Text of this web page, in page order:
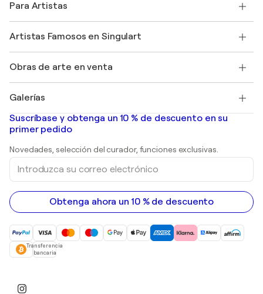
Ofrecer una tarjeta regalo
Unirse a nuestro programa comercial
Mi cuenta
Protección al comprador
+34 911 23 97 81
faq
Revista Singulart
Empleos
Descubre arte original seleccionado
Para Artistas
Inicie sesión como Artista
Artistas Famosos en Singulart
Marc Chagall
Banksy
Mr. Brainwash
Shepard Fairey
Obras de arte en venta
Pinturas abstractas en venta
pinturas de paisajes
Huellas dactilares
pinturas acrílicas
Galerías
Galerías de arte en España
Suscríbase y obtenga un 10 % de descuento en su
primer pedido
Novedades, selección del curador, funciones exclusivas.
Introduzca
correo
electrónico
Obtenga ahora un 10 % de descuento
Transferencia
bancaria